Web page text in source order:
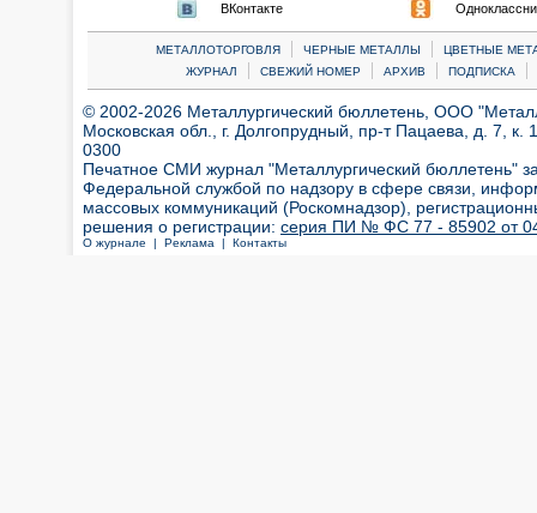
ВКонтакте
МЕТАЛЛОТОРГОВЛЯ | ЧЕРНЫЕ МЕТАЛЛЫ |
ЦВЕТНЫЕ
ЖУРНАЛ
| СВЕЖИЙ НОМЕР | АРХИВ | ПОДПИСКА |
© 2002-2026 Металлургический бюллетень, ООО
Московская обл., г. Долгопрудный, пр-т Пацаева, д. 7,
0300
Печатное СМИ журнал "Металлургический бюллетень"
Федеральной службой по надзору в сфере связи,
массовых коммуникаций (Роскомнадзор),
решения о регистрации: серия ПИ № ФС 77 - 85902 от 04
О журнале | Реклама | Контакты